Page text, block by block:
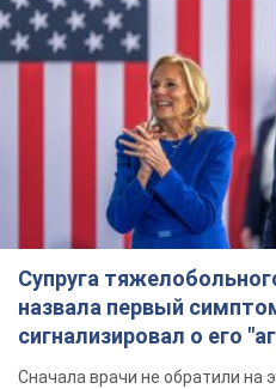
Супруга
назвала первый
сигнализировал о его
Сначала врачи не обратили на